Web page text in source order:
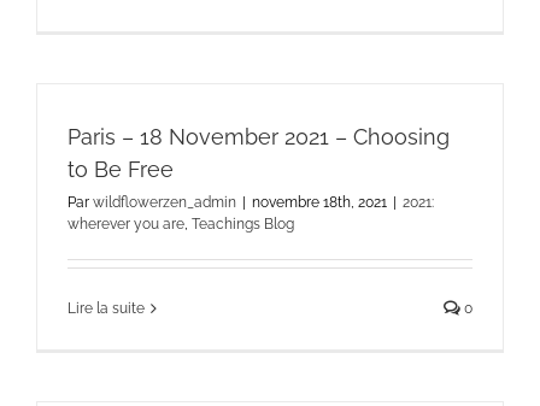
Paris – 18 November 2021 – Choosing
to Be Free
Par wildflowerzen_admin | novembre 18th, 2021 | 2021:
wherever you are Teachings Blog
Lire la suite 0